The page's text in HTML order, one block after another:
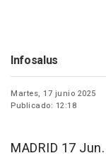
Infosalus
Martes, 17 junio 2025
Publicado: 12:18
MADRID 17